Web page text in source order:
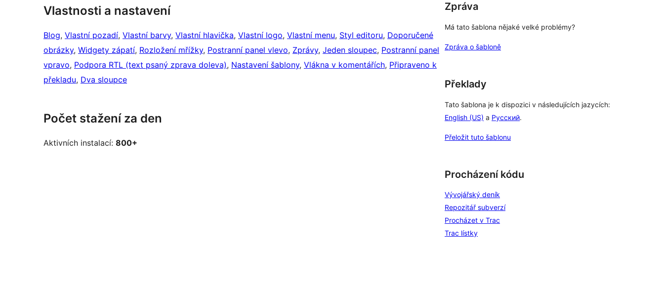
Vlastnosti a nastavení
Blog, Vlastní pozadí, Vlastní barvy, Vlastní hlavička, Vlastní logo, Vlastní menu, Styl editoru, Doporučené
obrázky, Widgety zápatí, Rozložení mřížky, Postranní panel vlevo, Zprávy, Jeden sloupec, Postranní panel
vpravo, Podpora RTL (text psaný zprava doleva), Nastavení šablony, Vlákna v komentářích, Připraveno k
překladu, Dva sloupce
Počet stažení za den
Aktivních instalací: 800+
Zpráva
Má tato šablona nějaké velké problémy?
Zpráva o šabloně
Překlady
Tato šablona je k dispozici v následujících jazycích:
English (US) a Русский.
Přeložit tuto šablonu
Procházení kódu
Vývojářský deník
Repozitář subverzí
Procházet v Trac
Trac lístky